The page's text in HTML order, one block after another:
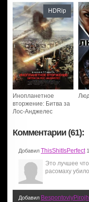
Инопланетное
вторжение: Битва за
Лос-Анджелес
HDRip
Комментарии (61):
Добавил ThisShitIsPerfect
Это лучшее
расомаху
Добавил